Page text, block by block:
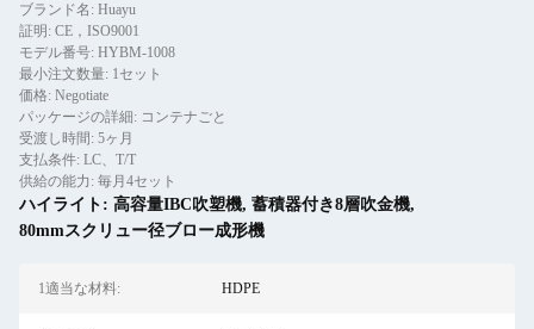
ブランド名: Huayu
証明: CE，ISO9001
モデル番号: HYBM-1008
最小注文数量: 1セット
価格: Negotiate
パッケージの詳細: コンテナごと
受渡し時間: 5ヶ月
支払条件: LC、T/T
供給の能力: 毎月4セット
ハイライト: 高容量IBC吹塑機, 蓄積器付き8層吹金機,
80mmスクリュー径ブロー成形機
1適当な材料: HDPE